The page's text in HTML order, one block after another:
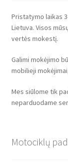
Pristatymo laikas
Lietuva. Visos
vertės mokestį.
Galimi mokėjimo
mobilieji
Mes siūlome tik
neparduodame
Motociklų